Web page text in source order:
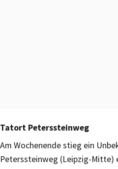
Tatort Peterssteinweg
Am Wochenende stieg ein
Peterssteinweg (Leipzig-Mitte)